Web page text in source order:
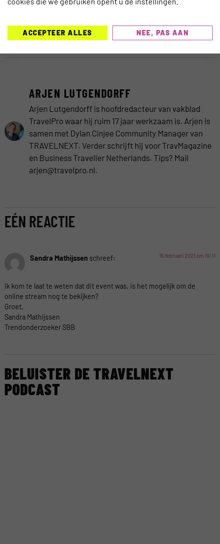
bij ons te boeken. Daar moeten we wat stoerder in zijn. Dat is
allen in ieder geval nog wel wat aan doen.’
ARJEN LUTGENDORFF
Arjen Lutgendorff is hoofdredacteur van vakblad
TravelPro waar hij ruim 17 jaar werkzaam is. Arjen is
samen met Dylan Cinjee Community Manager van
TRAVELNEXT. Verder schrijft hij voor TravMagazine
en Business Traveller Netherlands. Tips? Mail
arjen@travelpro.nl.
EÉN REACTIE
Sandra Mathijssen schreef: 16 februari 2021 om 19:11
Ik kom te laat te weten dat dit event was, is het mogelijk om de
online stream nog te bekijken?
Groet,
Sandra Mathijssen
Trendonderzoeker SBB
BELUISTER DE TRAVELNEXT
PODCAST
ACCEPTEER ALLES NEE, PAS AAN